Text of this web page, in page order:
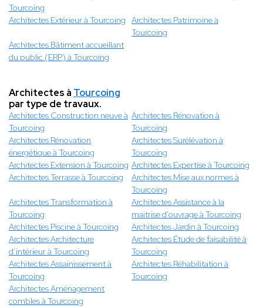
Tourcoing
Architectes Extérieur à Tourcoing
Architectes Patrimoine à
Tourcoing
Architectes Bâtiment accueillant
du public (ERP) à Tourcoing
Architectes à Tourcoing
par type de travaux.
Architectes Construction neuve à
Tourcoing
Architectes Rénovation à
Tourcoing
Architectes Rénovation
énergétique à Tourcoing
Architectes Surélévation à
Tourcoing
Architectes Extension à Tourcoing Architectes Expertise à Tourcoing
Architectes Terrasse à Tourcoing
Architectes Mise aux normes à
Tourcoing
Architectes Transformation à
Tourcoing
Architectes Assistance à la
maitrise d'ouvrage à Tourcoing
Architectes Piscine à Tourcoing
Architectes Jardin à Tourcoing
Architectes Architecture
d’intérieur à Tourcoing
Architectes Étude de faisabilité à
Tourcoing
Architectes Assainissement à
Tourcoing
Architectes Réhabilitation à
Tourcoing
Architectes Aménagement
combles à Tourcoing